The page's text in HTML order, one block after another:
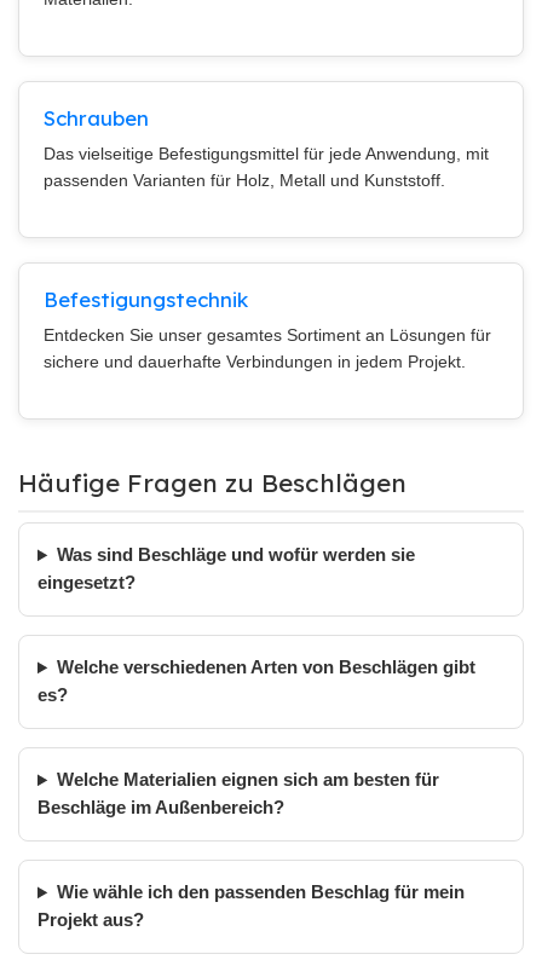
Schrauben
Das vielseitige Befestigungsmittel für jede Anwendung, mit
passenden Varianten für Holz, Metall und Kunststoff.
Befestigungstechnik
Entdecken Sie unser gesamtes Sortiment an Lösungen für
sichere und dauerhafte Verbindungen in jedem Projekt.
Häufige Fragen zu Beschlägen
Was sind Beschläge und wofür werden sie
eingesetzt?
Welche verschiedenen Arten von Beschlägen gibt
es?
Welche Materialien eignen sich am besten für
Beschläge im Außenbereich?
Wie wähle ich den passenden Beschlag für mein
Projekt aus?